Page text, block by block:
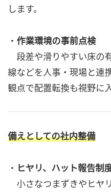
します。
・ 作業環境の事前点検
段差や滑りやすい床の
線などを人事・現場と連
観点で配置転換も視野に
備えとしての社内整備
・ ヒヤリ、ハット報告制
小さなつまずきやヒヤ